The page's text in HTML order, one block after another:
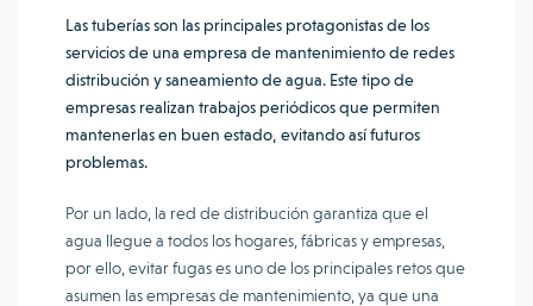
Las tuberías son las principales protagonistas de los
servicios de una empresa de mantenimiento de redes
distribución y saneamiento de agua. Este tipo de
empresas realizan trabajos periódicos que permiten
mantenerlas en buen estado, evitando así futuros
problemas.
Por un lado, la red de distribución garantiza que el
agua llegue a todos los hogares, fábricas y empresas,
por ello, evitar fugas es uno de los principales retos que
asumen las empresas de mantenimiento, ya que una